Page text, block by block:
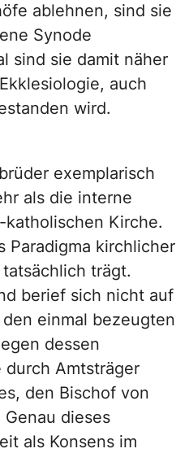
ablehnen, sind sie
Synode
sind sie damit näher
auch
wird.
exemplarisch
als die interne
Kirche.
Paradigma kirchlicher
trägt.
berief sich nicht auf
einmal bezeugten
dessen
durch Amtsträger
den Bischof von
dieses
als Konsens im